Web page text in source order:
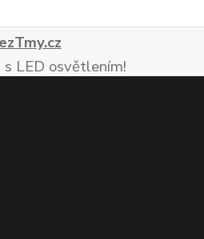
s LED osvětlením!